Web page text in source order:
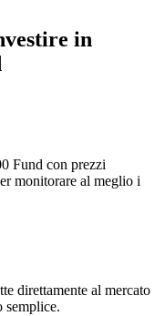
in
Fund con prezzi
monitorare al meglio i
direttamente al mercato
semplice.